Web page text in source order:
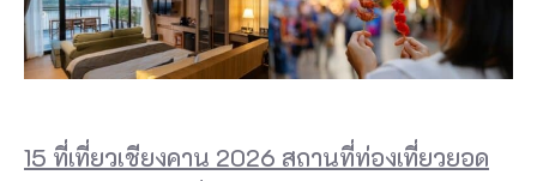
15 ที่เที่ยวเชียงคาน 2026 สถานที่ท่องเที่ยวยอด